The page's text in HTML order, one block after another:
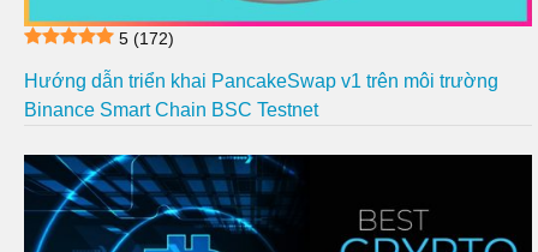
5 (172)
Hướng dẫn triển khai PancakeSwap v1 trên môi trường
Binance Smart Chain BSC Testnet